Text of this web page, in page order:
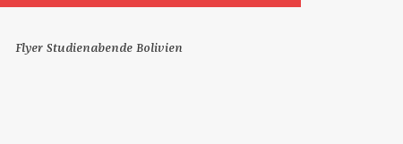
Flyer Studienabende Bolivien